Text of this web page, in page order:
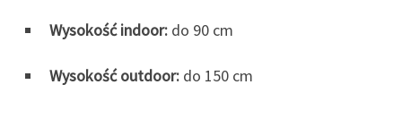
Wysokość indoor: do 90 cm
Wysokość outdoor: do 150 cm